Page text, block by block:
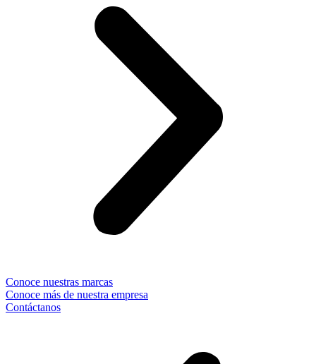
Conoce nuestras marcas
Conoce más de nuestra empresa
Contáctanos